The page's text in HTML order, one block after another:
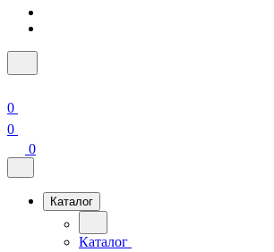
0
0
0
Каталог
Каталог